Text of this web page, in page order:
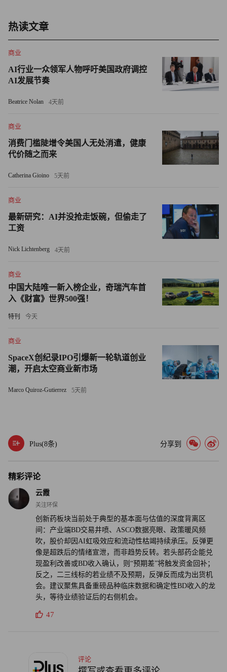
选择港股上市。而港股作为离岸市场，对全球流动性的敏感
摇”，创新药作为高贝塔板块也随之陷入低迷。
同时，2026年上半年全球最清晰的主线无疑是AI，与AI相
关的全产业链细分赛道逐个轮换上涨，对资金形成了“虹吸
由——场内资金从创新药出逃，涌向高景气科技板块，医药
板块流动性枯竭。在资金未在非科技方向形成共识前，创新
药板块的流动性预期依旧会被压制。
创新药未来走向仍不明朗。无论是触底反弹，还是继续下
靠的参考数值是公司业绩——马上到来的7月和8月将进入创
新药企业集中披露半年报的“交卷时刻”。财报将会揭晓药企
的盈利表现是否能延续一季度势头，并进行BD交易收入确
认。悲观氛围下，一旦中报数据超预期，“预期差”有望启动
国金证券在医药健康行业周报中表示，中报窗口期临近，业
绩催化值得关注。在全球创新药资产景气度加强的背景下，
当前中国创新药板块面临基本面向上、估值向下的背离，具
但并非所有创新药公司都走到了盈利拐点。中泰证券本月指
出，上市公司回购、估值历史底部、创新政策持续加码三重
6月30日港股开盘后，创新药板块再度回落，资金短线获利
热读文章
商业
AI行业一众领军人物呼吁美国政府调控
AI发展节奏
Beatrice Nolan 4天前
商业
消费门槛陡增令美国人无处消遣，健康
代价随之而来
Catherina Gioino 5天前
商业
最新研究：AI并没抢走饭碗，但偷走了
工资
Nick Lichtenberg 4天前
商业
中国大陆唯一新入榜企业，奇瑞汽车首
入《财富》世界500强！
特刊 今天
商业
SpaceX创纪录IPO引爆新一轮轨道创业
潮，开启太空商业新市场
Marco Quiroz-Gutierrez 5天前
Plus(8条) 分享到
精彩评论
云霞
关注环保
创新药板块当前处于典型的基本面与估值的深度背离区
间：产业端BD交易井喷、ASCO数据亮眼、政策暖风频
吹，股价却因AI虹吸效应和流动性枯竭持续承压。反弹更
像是超跌后的情绪宣泄，而非趋势反转。若头部药企能兑
现盈利改善或BD收入确认，则“预期差”将触发资金回补；
反之，二三线标的若业绩不及预期，反弹反而成为出货机
会。建议聚焦具备重磅品种临床数据和确定性BD收入的龙
头，等待业绩验证后的右侧机会。
47
评论